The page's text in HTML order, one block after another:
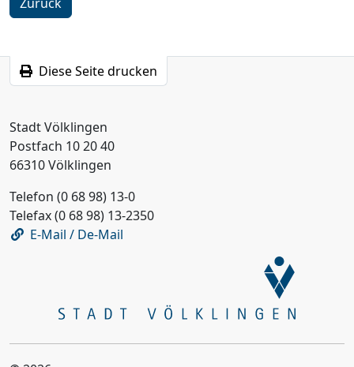
Diese Seite drucken
Stadt Völklingen
Postfach 10 20 40
66310 Völklingen
Telefon (0 68 98) 13-0
Telefax (0 68 98) 13-2350
E-Mail / De-Mail